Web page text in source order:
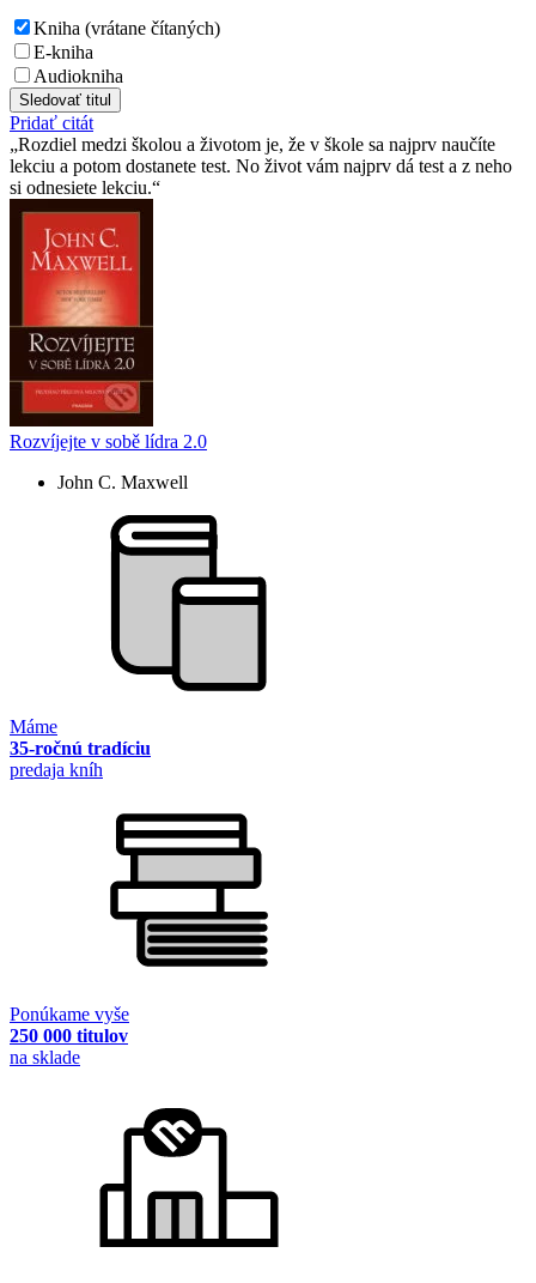
Kniha (vrátane čítaných)
E-kniha
Audiokniha
Sledovať titul
Pridať citát
Rozdiel medzi školou a životom je, že v škole sa najprv naučíte
lekciu a potom dostanete test. No život vám najprv dá test a z neho
si odnesiete lekciu.
Rozvíjejte v sobě lídra 2.0
John C. Maxwell
Máme
35-ročnú tradíciu
predaja kníh
Ponúkame vyše
250 000 titulov
na sklade